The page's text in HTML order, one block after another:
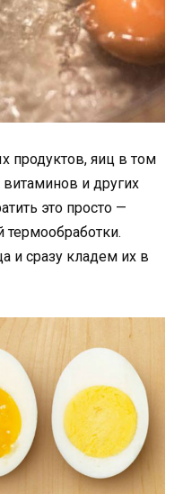
продуктов, яиц в том
и других
это просто —
термообработки.
и сразу кладем их в